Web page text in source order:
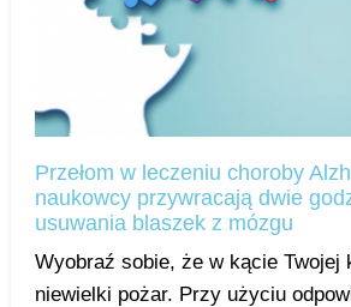
Przełom w leczeniu choroby
naukowcy przywracają dwie
usuwania blaszek z mózgu
Wyobraź sobie, że w kącie Twojej
niewielki pożar. Przy użyciu